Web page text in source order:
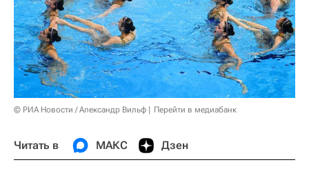
© РИА Новости / Александр Вильф Перейти в медиабанк
Читать в МАКС Дзен